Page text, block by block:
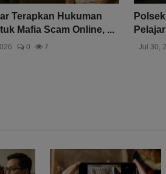
Terapkan Hukuman
Mafia Scam Online, ...
0 7 Jul 30,